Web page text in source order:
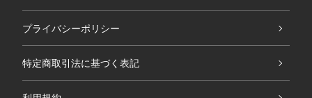
プライバシーポリシー
特定商取引法に基づく表記